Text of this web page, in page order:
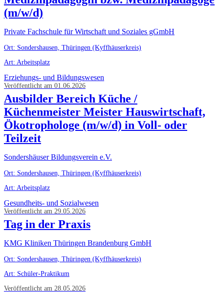
(m/w/d)
Private Fachschule für Wirtschaft und Soziales gGmbH
Ort: Sondershausen, Thüringen (Kyffhäuserkreis)
Art: Arbeitsplatz
Erziehungs- und Bildungswesen
Veröffentlicht am 01.06.2026
Ausbilder Bereich Küche /
Küchenmeister Meister Hauswirtschaft,
Ökotrophologe (m/w/d) in Voll- oder
Teilzeit
Sondershäuser Bildungsverein e.V.
Ort: Sondershausen, Thüringen (Kyffhäuserkreis)
Art: Arbeitsplatz
Gesundheits- und Sozialwesen
Veröffentlicht am 29.05.2026
Tag in der Praxis
KMG Kliniken Thüringen Brandenburg GmbH
Ort: Sondershausen, Thüringen (Kyffhäuserkreis)
Art: Schüler-Praktikum
Veröffentlicht am 28.05.2026